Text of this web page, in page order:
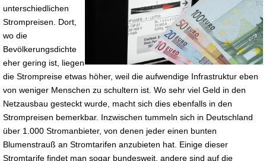
unterschiedlichen
Strompreisen. Dort,
wo die
Bevölkerungsdichte
eher gering ist, liegen
die Strompreise etwas höher, weil die aufwendige Infrastruktur eben
von weniger Menschen zu schultern ist. Wo sehr viel Geld in den
Netzausbau gesteckt wurde, macht sich dies ebenfalls in den
Strompreisen bemerkbar. Inzwischen tummeln sich in Deutschland
über 1.000 Stromanbieter, von denen jeder einen bunten
Blumenstrauß an Stromtarifen anzubieten hat. Einige dieser
Stromtarife findet man sogar bundesweit, andere sind auf die